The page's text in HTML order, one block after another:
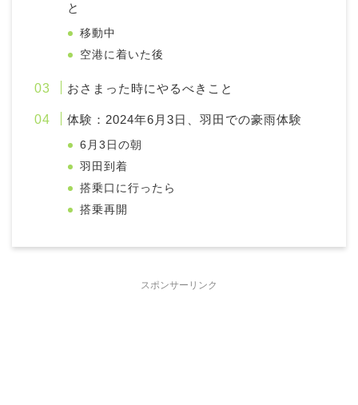
と
移動中
空港に着いた後
おさまった時にやるべきこと
体験：2024年6月3日、羽田での豪雨体験
6月3日の朝
羽田到着
搭乗口に行ったら
搭乗再開
スポンサーリンク